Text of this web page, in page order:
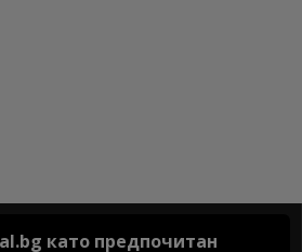
като предпочитан